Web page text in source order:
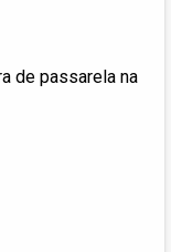
de passarela na